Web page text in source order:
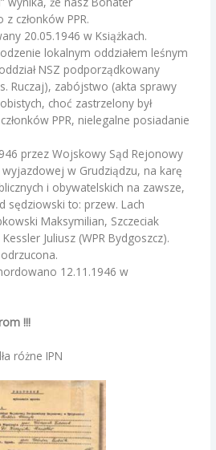
członków PPR.
20.05.1946 w Książkach.
lokalnym oddziałem leśnym
NSZ podporządkowany
Ruczaj), zabójstwo (akta sprawy
choć zastrzelony był
PPR, nielegalne posiadanie
przez Wojskowy Sąd Rejonowy
w Grudziądzu, na karę
i obywatelskich na zawsze,
sędziowski to: przew. Lach
Maksymilian, Szczeciak
Juliusz (WPR Bydgoszcz).
12.11.1946 w
!!!
różne IPN